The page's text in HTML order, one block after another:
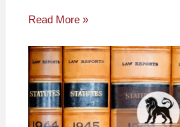
Read More »